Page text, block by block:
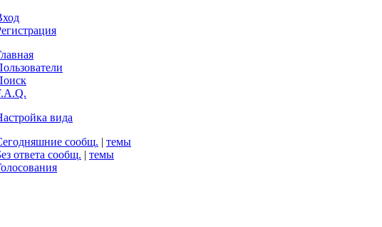
вида
сообщ. | темы
ответа сообщ. | темы